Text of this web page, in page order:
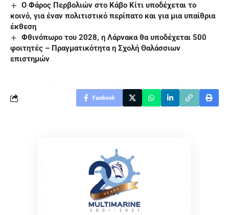
Ο Φάρος Περβολιών στο Κάβο Κίτι υποδέχεται το
κοινό, για έναν πολιτιστικό περίπατο και για μια υπαίθρια
έκθεση
Φθινόπωρο του 2028, η Λάρνακα θα υποδέχεται 500
φοιτητές – Πραγματικότητα η Σχολή Θαλάσσιων
επιστημών
Facebook